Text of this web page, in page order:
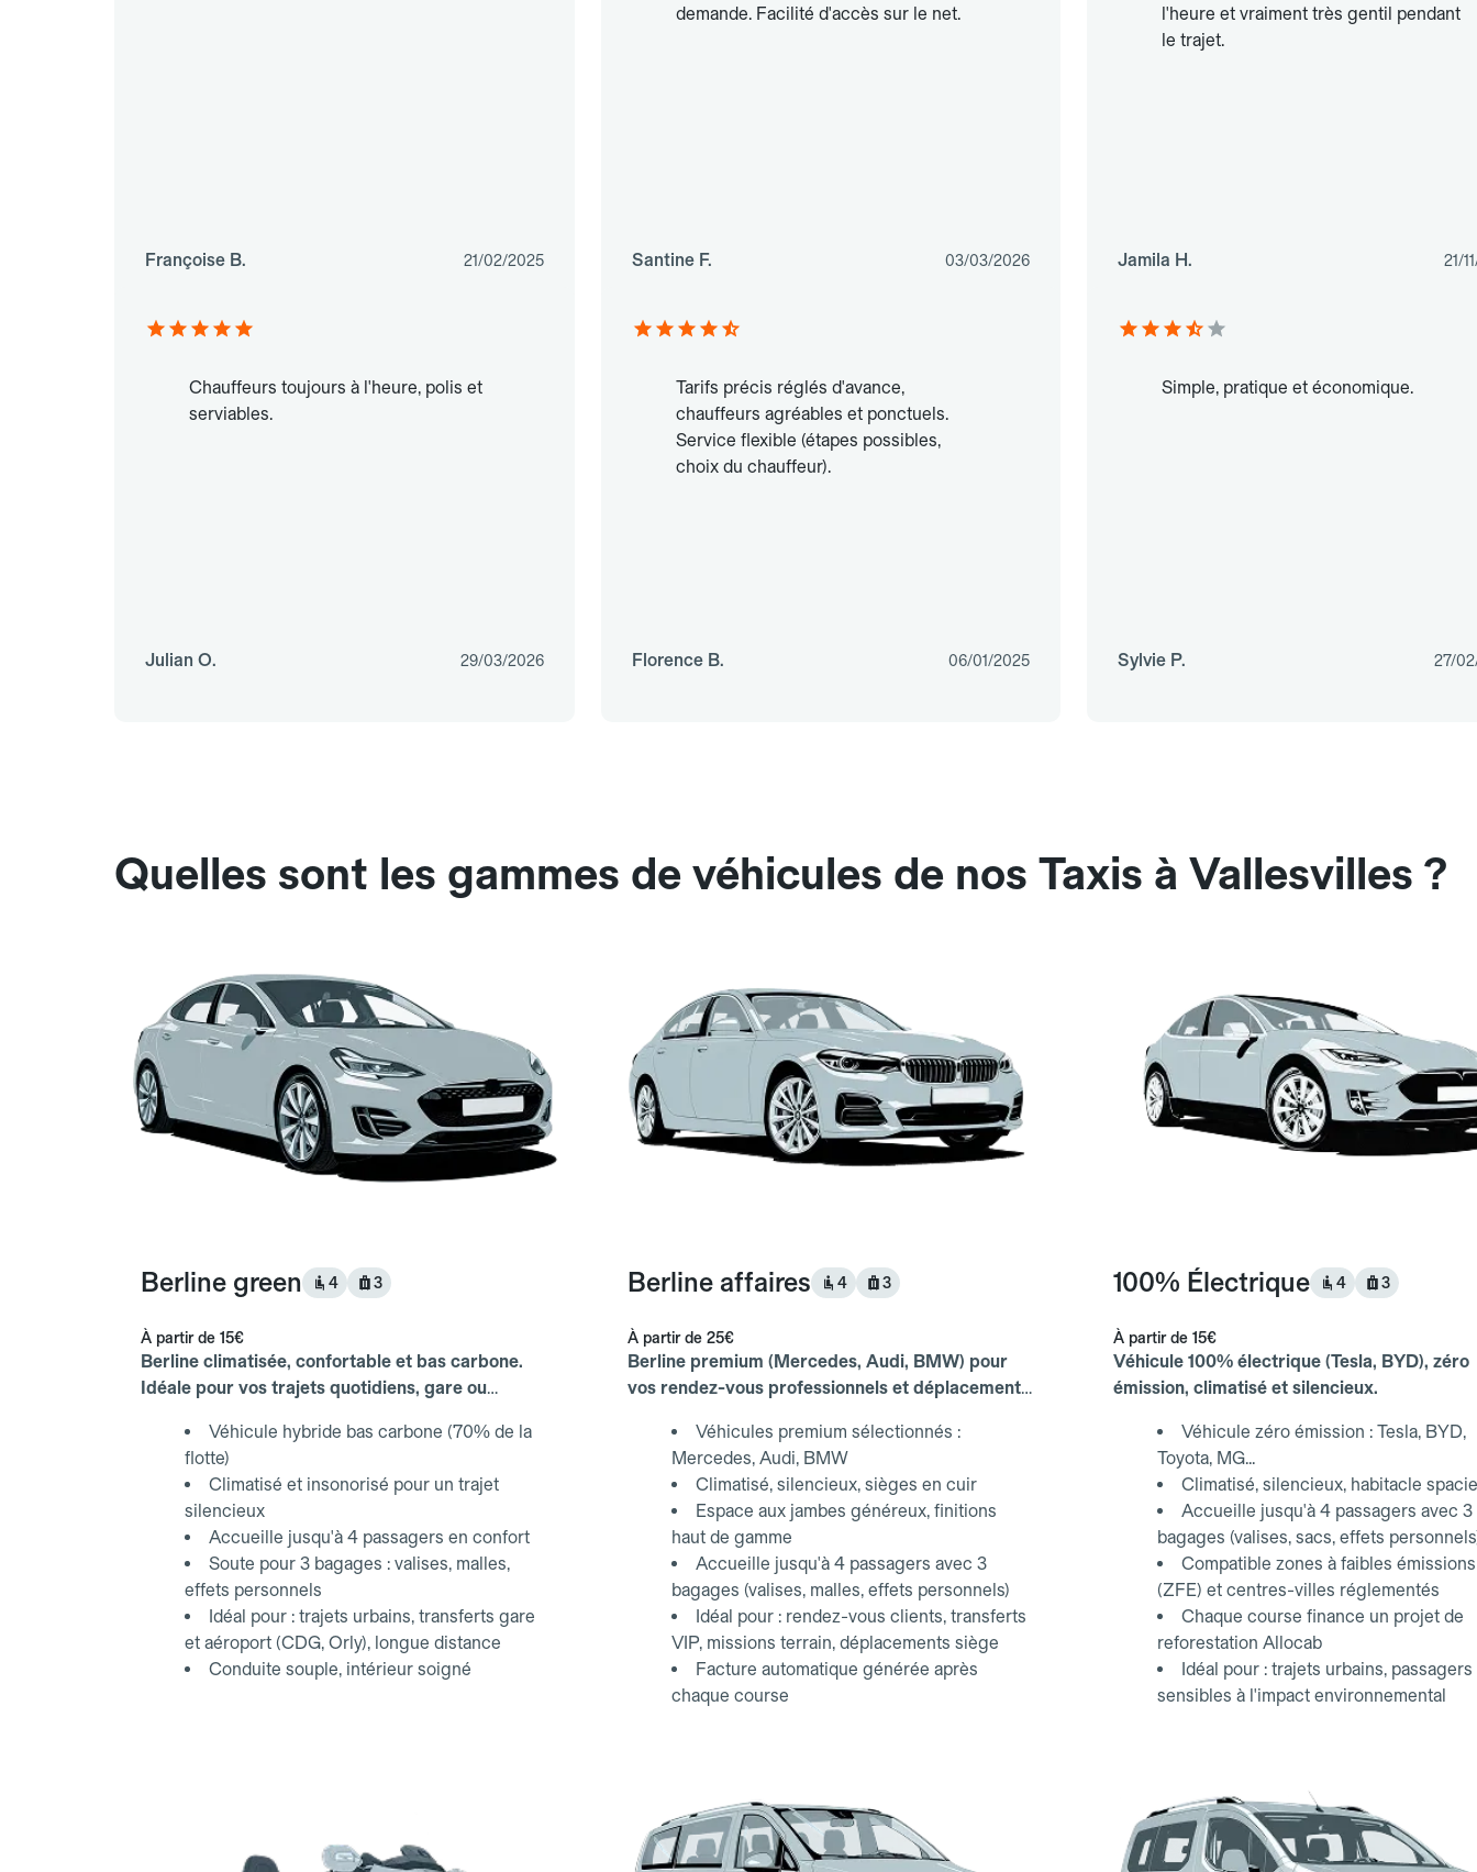
Françoise B. 21/02/2025
demande. Facilité d'accès sur le net.
Santine F. 03/03/2026
l'heure et vraiment très gentil pendant
le trajet.
Jamila H. 21/
Chauffeurs toujours à l'heure, polis et
serviables.
Julian O. 29/03/2026
Tarifs précis réglés d'avance,
chauffeurs agréables et ponctuels.
Service flexible (étapes possibles,
choix du chauffeur).
Florence B. 06/01/2025
Simple, pratique et économique.
Sylvie P. 27/
Quelles sont les gammes de véhicules de nos Taxis à Vallesvilles ?
Berline green 4 3
À partir de 15€
Berline climatisée, confortable et bas carbone.
Idéale pour vos trajets quotidiens, gare ou
Véhicule hybride bas carbone (70% de la
flotte)
Climatisé et insonorisé pour un trajet
silencieux
Accueille jusqu'à 4 passagers en confort
Soute pour 3 bagages : valises, malles,
effets personnels
Idéal pour : trajets urbains, transferts gare
et aéroport (CDG, Orly), longue distance
Conduite souple, intérieur soigné
Berline affaires 4 3
À partir de 25€
Berline premium (Mercedes, Audi, BMW) pour
vos rendez-vous professionnels et déplacements
Véhicules premium sélectionnés :
Mercedes, Audi, BMW
Climatisé, silencieux, sièges en cuir
Espace aux jambes généreux, finitions
haut de gamme
Accueille jusqu'à 4 passagers avec 3
bagages (valises, malles, effets personnels)
Idéal pour : rendez-vous clients, transferts
VIP, missions terrain, déplacements siège
Facture automatique générée après
chaque course
100% Électrique 4 3
À partir de 15€
Véhicule 100% électrique (Tesla, BYD), zéro
émission, climatisé et silencieux.
Véhicule zéro émission : Tesla, BYD,
Toyota, MG...
Climatisé, silencieux, habitacle
Accueille jusqu'à 4 passagers avec 3
bagages (valises, sacs, effets
Compatible zones à faibles émissions
(ZFE) et centres-villes réglementés
Chaque course finance un projet de
reforestation Allocab
Idéal pour : trajets urbains, passagers
sensibles à l'impact environnemental